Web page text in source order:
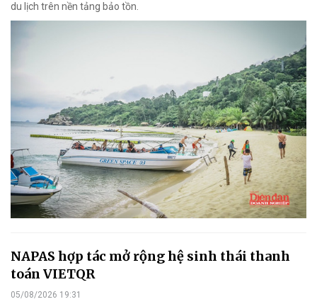
du lịch trên nền tảng bảo tồn.
NAPAS hợp tác mở rộng hệ sinh thái thanh
toán VIETQR
05/08/2026 19:31